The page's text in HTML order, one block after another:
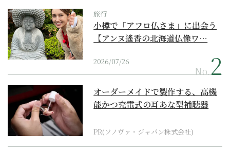
旅行
小樽で「アフロ仏さま」に出会う
【アンヌ遙香の北海道仏像ワ…
2026/07/26
No.
オーダーメイドで製作する、高機
能かつ充電式の耳あな型補聴器
PR(ソノヴァ・ジャパン株式会社)